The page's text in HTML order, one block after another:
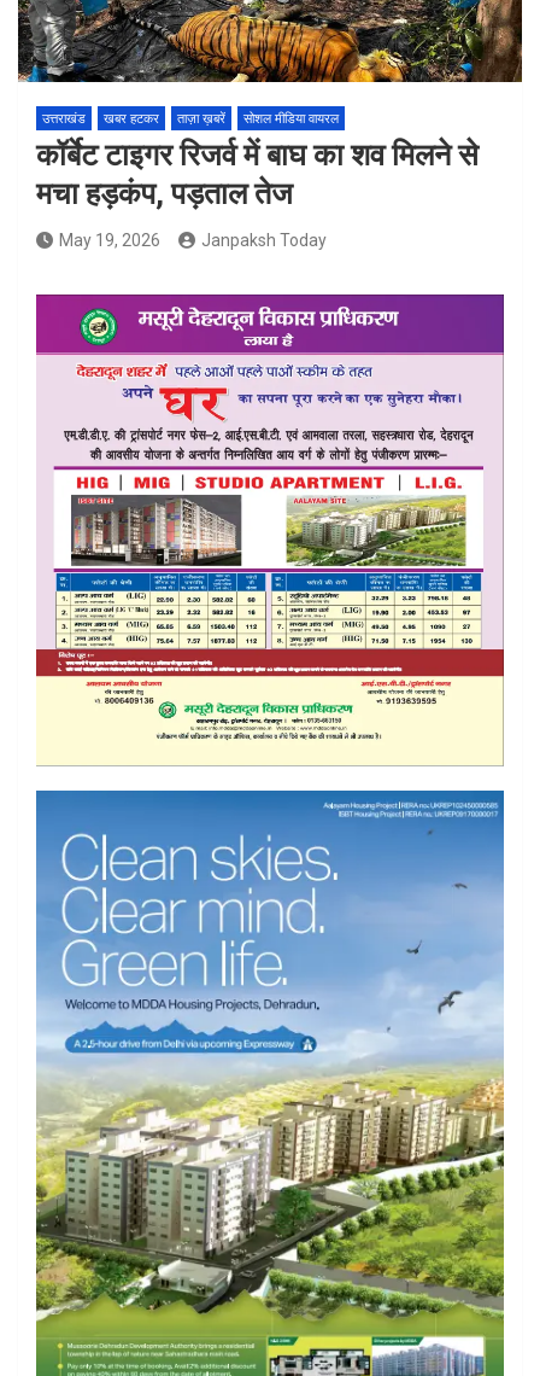
उत्तराखंड खबर हटकर ताज़ा ख़बरें सोशल मीडिया वायरल
कॉर्बेट टाइगर रिजर्व में बाघ का शव मिलने से
मचा हड़कंप, पड़ताल तेज
May 19, 2026 Janpaksh Today